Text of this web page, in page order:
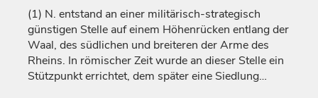
(1) N. entstand an einer militärisch-strategisch
günstigen Stelle auf einem Höhenrücken entlang der
Waal, des südlichen und breiteren der Arme des
Rheins. In römischer Zeit wurde an dieser Stelle ein
Stützpunkt errichtet, dem später eine Siedlung…